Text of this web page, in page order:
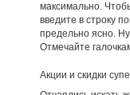
максимально.
введите в строку
предельно ясно.
Отмечайте
Акции и скидки